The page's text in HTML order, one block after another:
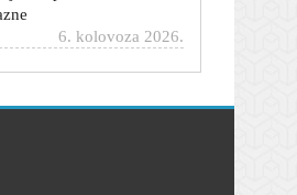
finskog Ilvesa bori za
6. kolovoza 2026.
nakon plaže: Zašto